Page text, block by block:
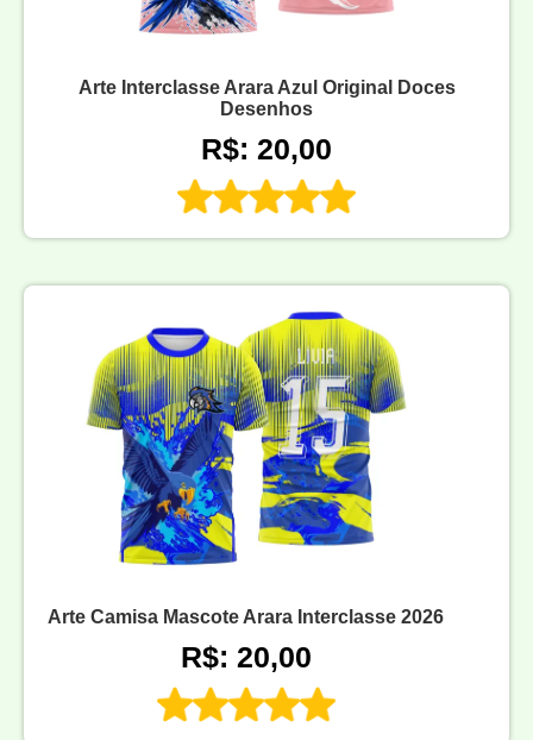
Arte Interclasse Arara Azul Original Doces
Desenhos
R$: 20,00
Arte Camisa Mascote Arara Interclasse 2026
R$: 20,00